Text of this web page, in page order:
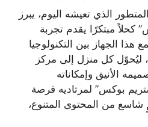
الذي تعيشه اليوم، يبرز
كحلاً مبتكرًا يقدم تجربة
الجهاز بين التكنولوجيا
ليُحوّل كل منزل إلى مركز
الأنيق وإمكاناته
بوكس” لمرتاديه فرصة
شاسع من المحتوى المتنوع،